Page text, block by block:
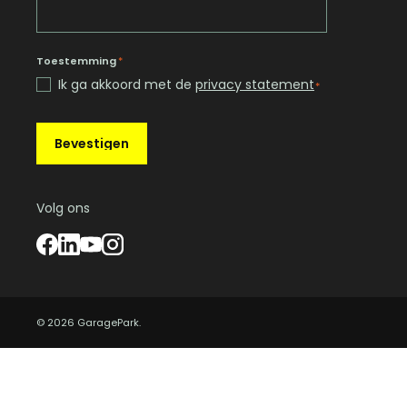
Toestemming*
Ik ga akkoord met de privacy statement*
Bevestigen
Volg ons
© 2026 GaragePark.